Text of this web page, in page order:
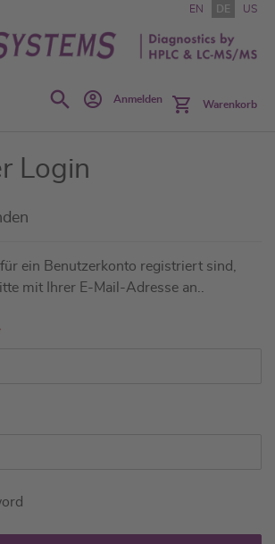
EN DE US
SearchAnmelden Warenkorb
Login
ein Benutzerkonto registriert sind,
mit Ihrer E-Mail-Adresse an..